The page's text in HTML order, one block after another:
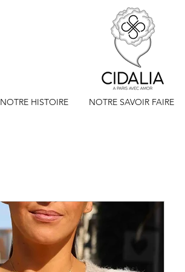
NOTRE HISTOIRE NOTRE SAVOIR FAIRE